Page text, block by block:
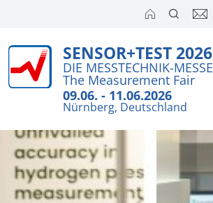
SENSOR+TEST 2026
DIE MESSTECHNIK-MESSE
The Measurement Fair
09.06. - 11.06.2026
Nürnberg, Deutschland